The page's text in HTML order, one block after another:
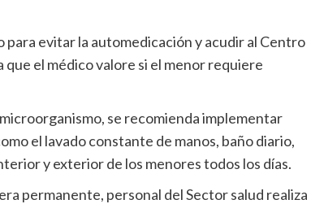
para evitar la automedicación y acudir al Centro
que el médico valore si el menor requiere
se recomienda implementar
el lavado constante de manos, baño diario,
y exterior de los menores todos los días.
permanente, personal del Sector salud realiza